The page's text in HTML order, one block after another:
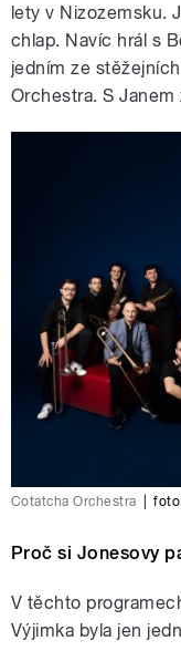
lety v Nizozemsku.
chlap. Navíc hrál s
jedním ze
Orchestra. S
Cotatcha Orchestra
Proč si Jonesovy
V těchto
Výjimka byla jen